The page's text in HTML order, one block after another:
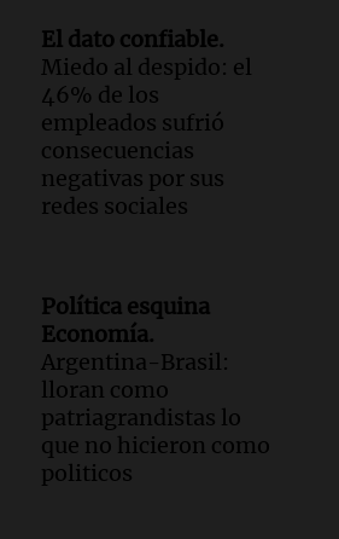
El dato confiable.
Miedo al despido: el
46% de los
empleados sufrió
consecuencias
negativas por sus
redes sociales
Política esquina
Economía.
Argentina-Brasil:
lloran como
patriagrandistas lo
que no hicieron como
politicos